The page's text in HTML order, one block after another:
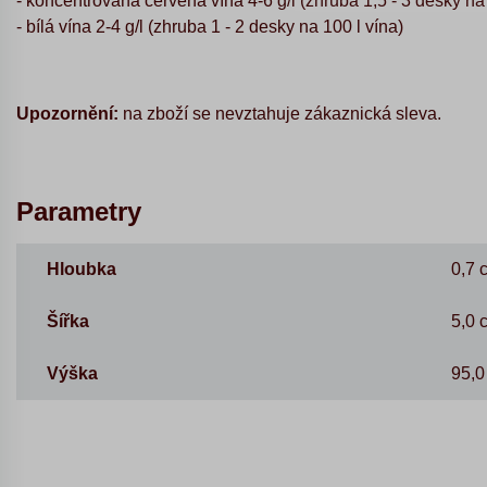
- bílá vína 2-4 g/l (zhruba 1 - 2 desky na 100 l vína)
Upozornění: na zboží se nevztahuje zákaznická sleva.
Parametry
Hloubka 0,7
Šířka 5,0
Výška